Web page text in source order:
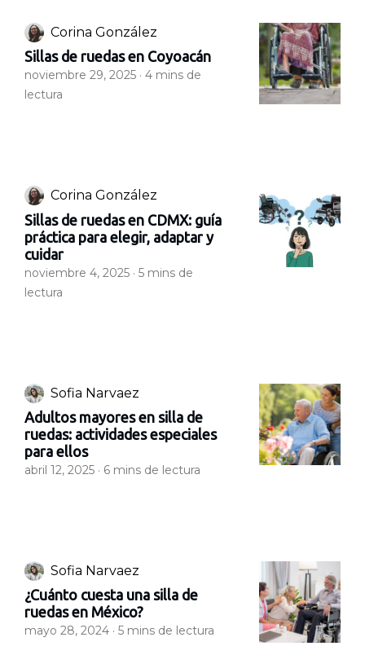
Corina González
Sillas de ruedas en Coyoacán
noviembre 29, 2025 · 4 mins de
lectura
Corina González
Sillas de ruedas en CDMX: guía
práctica para elegir, adaptar y
cuidar
noviembre 4, 2025 · 5 mins de
lectura
Sofia Narvaez
Adultos mayores en silla de
ruedas: actividades especiales
para ellos
abril 12, 2025 · 6 mins de lectura
Sofia Narvaez
¿Cuánto cuesta una silla de
ruedas en México?
mayo 28, 2024 · 5 mins de lectura